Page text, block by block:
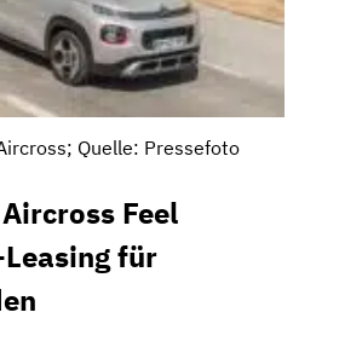
Quelle: Pressefoto
Feel
für